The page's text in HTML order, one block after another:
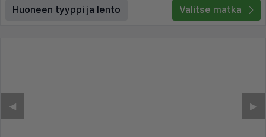
Huoneen tyyppi ja lento Valitse matka
▶︎
◀︎